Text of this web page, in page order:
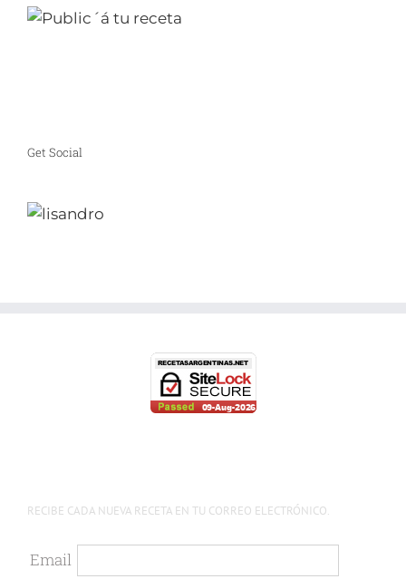
Get Social
RECIBE CADA NUEVA RECETA EN TU CORREO ELECTRÓNICO.
Email